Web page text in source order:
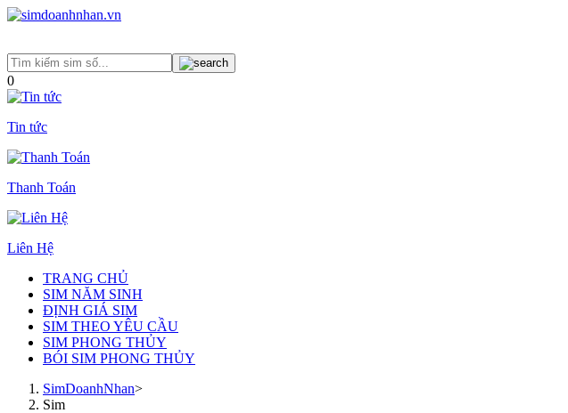
0
Tin tức
Thanh Toán
Liên Hệ
TRANG CHỦ
SIM NĂM SINH
ĐỊNH GIÁ SIM
SIM THEO YÊU CẦU
SIM PHONG THỦY
BÓI SIM PHONG THỦY
SimDoanhNhan>
Sim